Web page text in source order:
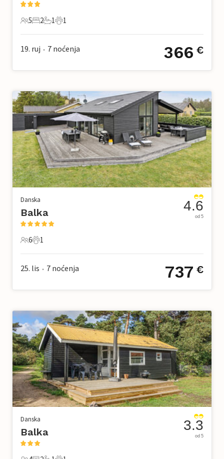
5 Gosti
5
2 Spavaće sobe
2
1 Kupaonica
1
1 Kućni ljubimac
1
19. ruj • 7 noćenja 366 €
Danska
Balka
6 Gosti
6
1 Kućni ljubimac
1
4.6
od 5
25. lis • 7 noćenja 737 €
Danska
Balka 3.3
od 5